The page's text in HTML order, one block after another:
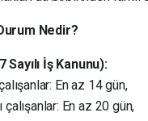
Nedir?
İş Kanunu):
En az 14 gün,
çalışanlar: En az 20 gün,